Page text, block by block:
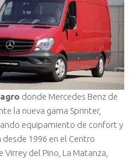
donde Mercedes Benz de
la nueva gama Sprinter,
equipamiento de confort y
1996 en el Centro
del Pino, La Matanza,